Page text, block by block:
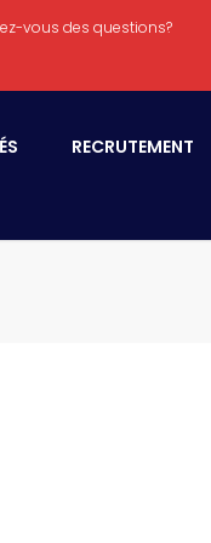
vous des questions?
RECRUTEMENT